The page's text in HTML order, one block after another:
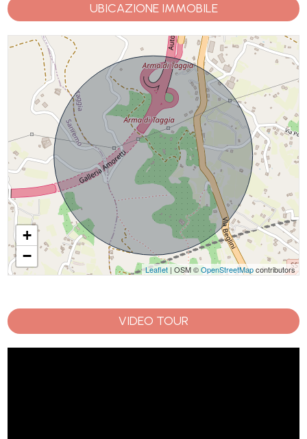
UBICAZIONE IMMOBILE
+
−
Leaflet| OSM ©OpenStreetMapcontributors
VIDEO TOUR